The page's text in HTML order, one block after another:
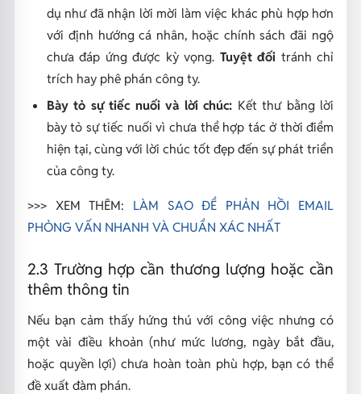
dụ như đã nhận lời mời làm việc khác phù hợp hơn
với định hướng cá nhân, hoặc chính sách đãi ngộ
chưa đáp ứng được kỳ vọng. Tuyệt đối tránh chỉ
trích hay phê phán công ty.
Bày tỏ sự tiếc nuối và lời chúc: Kết thư bằng lời
bày tỏ sự tiếc nuối vì chưa thể hợp tác ở thời điểm
hiện tại, cùng với lời chúc tốt đẹp đến sự phát triển
của công ty.
>>> XEM THÊM: LÀM SAO ĐỂ PHẢN HỒI EMAIL
PHỎNG VẤN NHANH VÀ CHUẨN XÁC NHẤT
2.3 Trường hợp cần thương lượng hoặc cần
thêm thông tin
Nếu bạn cảm thấy hứng thú với công việc nhưng có
một vài điều khoản (như mức lương, ngày bắt đầu,
hoặc quyền lợi) chưa hoàn toàn phù hợp, bạn có thể
đề xuất đàm phán.